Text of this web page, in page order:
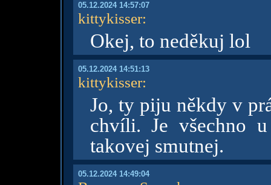
05.12.2024 14:57:07
kittykisser:
Okej, to neděkuj lol
05.12.2024 14:51:13
kittykisser:
Jo, ty piju někdy v
chvíli. Je všechno
takovej smutnej.
05.12.2024 14:49:04